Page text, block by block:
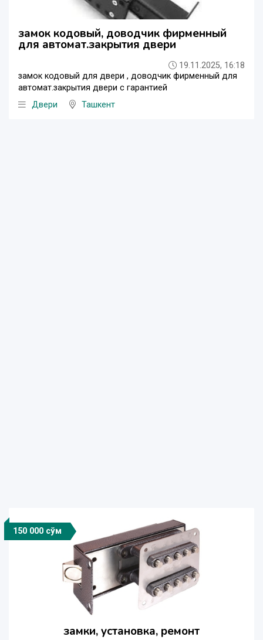
замок кодовый, доводчик фирменный
для автомат.закрытия двери
19.11.2025, 16:18
замок кодовый для двери , доводчик фирменный для
автомат.закрытия двери с гарантией
Двери
Ташкент
150 000 сўм
замки, установка, ремонт